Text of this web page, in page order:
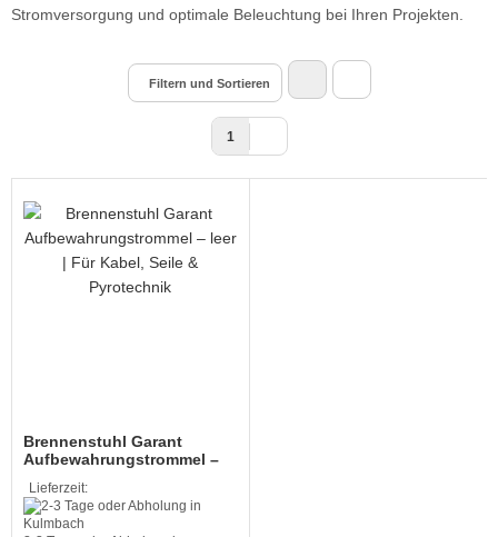
Stromversorgung und optimale Beleuchtung bei Ihren Projekten.
Filtern und Sortieren
1
Brennenstuhl Garant
Aufbewahrungstrommel –
Pyrotechnik
Lieferzeit: